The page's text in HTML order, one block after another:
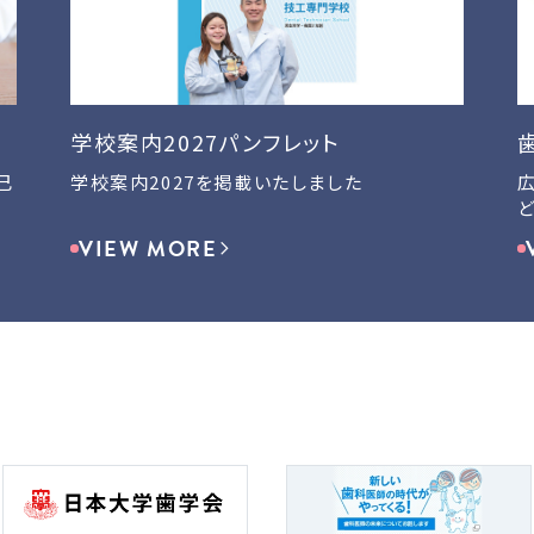
学校案内2027パンフレット
学校案内2027を掲載いたしました
VIEW MORE